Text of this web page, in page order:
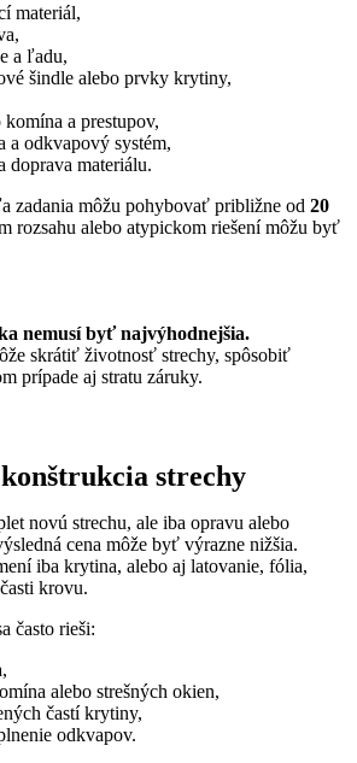
materiál,
a ľadu,
šindle alebo prvky krytiny,
a prestupov,
a odkvapový systém,
doprava materiálu.
zadania môžu pohybovať približne od 20
rozsahu alebo atypickom riešení môžu byť
nemusí byť najvýhodnejšia.
skrátiť životnosť strechy, spôsobiť
prípade aj stratu záruky.
strechy
novú strechu, ale iba opravu alebo
cena môže byť výrazne nižšia.
iba krytina, alebo aj latovanie, fólia,
krovu.
často rieši:
alebo strešných okien,
častí krytiny,
odkvapov.